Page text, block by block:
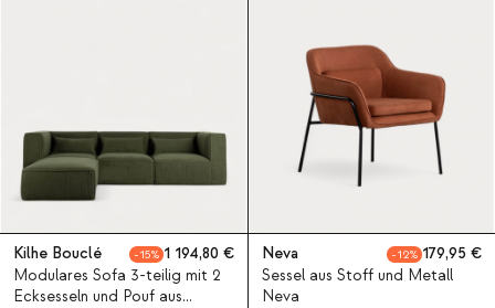
Kilhe Bouclé 15
1 194,80
Modulares Sofa 3-teilig mit 2
Ecksesseln und Pouf aus
Neva 12
179,95
Sessel aus Stoff und Metall
Neva